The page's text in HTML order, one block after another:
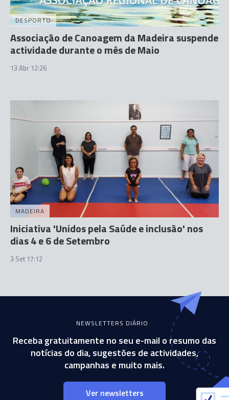
DESPORTO
Associação de Canoagem da Madeira suspende
actividade durante o mês de Maio
13 Abr 12:26
MADEIRA
Iniciativa 'Unidos pela Saúde e inclusão' nos
dias 4 e 6 de Setembro
3 Set 17:12
NEWSLETTERS DIÁRIO
Receba gratuitamente no seu e-mail o resumo das
notícias do dia, sugestões de actividades,
campanhas e muito mais.
Ver newsletters